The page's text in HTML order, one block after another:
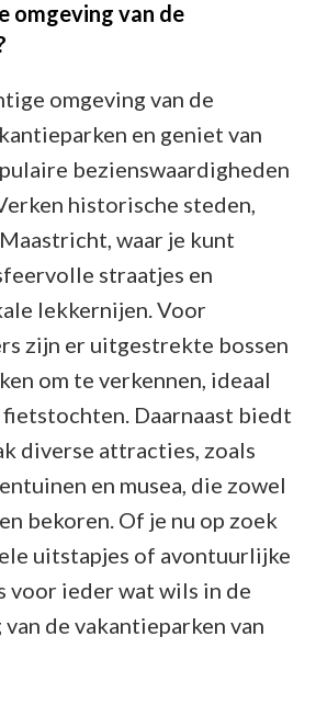
omgeving van de
omgeving van de
en geniet van
bezienswaardigheden
historische steden,
waar je kunt
straatjes en
lekkernijen. Voor
zijn er uitgestrekte bossen
om te verkennen, ideaal
Daarnaast biedt
diverse attracties, zoals
en musea, die zowel
bekoren. Of je nu op zoek
uitstapjes of avontuurlijke
voor ieder wat wils in de
de vakantieparken van